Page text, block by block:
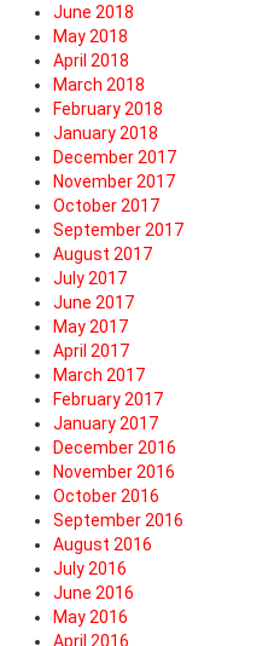
June 2018
May 2018
April 2018
March 2018
February 2018
January 2018
December 2017
November 2017
October 2017
September 2017
August 2017
July 2017
June 2017
May 2017
April 2017
March 2017
February 2017
January 2017
December 2016
November 2016
October 2016
September 2016
August 2016
July 2016
June 2016
May 2016
April 2016